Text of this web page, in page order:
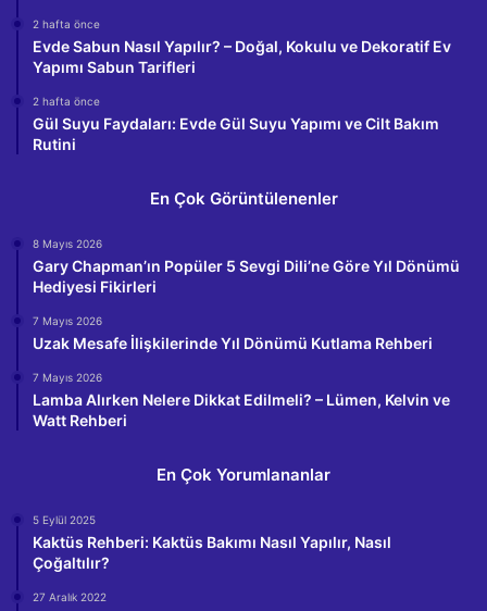
2 hafta önce
Evde Sabun Nasıl Yapılır? – Doğal, Kokulu ve Dekoratif Ev
Yapımı Sabun Tarifleri
2 hafta önce
Gül Suyu Faydaları: Evde Gül Suyu Yapımı ve Cilt Bakım
Rutini
En Çok Görüntülenenler
8 Mayıs 2026
Gary Chapman’ın Popüler 5 Sevgi Dili’ne Göre Yıl Dönümü
Hediyesi Fikirleri
7 Mayıs 2026
Uzak Mesafe İlişkilerinde Yıl Dönümü Kutlama Rehberi
7 Mayıs 2026
Lamba Alırken Nelere Dikkat Edilmeli? – Lümen, Kelvin ve
Watt Rehberi
En Çok Yorumlananlar
5 Eylül 2025
Kaktüs Rehberi: Kaktüs Bakımı Nasıl Yapılır, Nasıl
Çoğaltılır?
27 Aralık 2022